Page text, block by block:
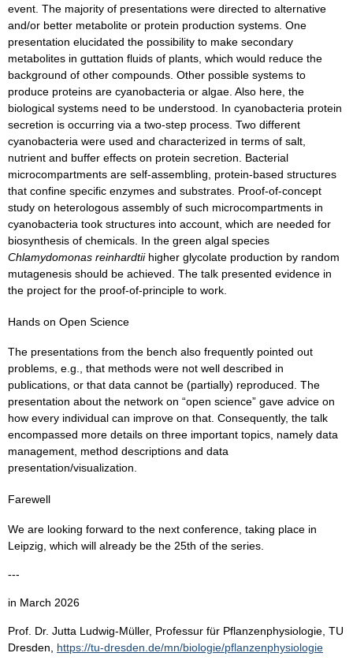
event. The majority of presentations were directed to alternative
and/or better metabolite or protein production systems. One
presentation elucidated the possibility to make secondary
metabolites in guttation fluids of plants, which would reduce the
background of other compounds. Other possible systems to
produce proteins are cyanobacteria or algae. Also here, the
biological systems need to be understood. In cyanobacteria protein
secretion is occurring via a two-step process. Two different
cyanobacteria were used and characterized in terms of salt,
nutrient and buffer effects on protein secretion. Bacterial
microcompartments are self-assembling, protein-based structures
that confine specific enzymes and substrates. Proof-of-concept
study on heterologous assembly of such microcompartments in
cyanobacteria took structures into account, which are needed for
biosynthesis of chemicals. In the green algal species
Chlamydomonas reinhardtiihigher glycolate production by random
mutagenesis should be achieved. The talk presented evidence in
the project for the proof-of-principle to work.
Hands on Open Science
The presentations from the bench also frequently pointed out
problems, e.g., that methods were not well described in
publications, or that data cannot be (partially) reproduced. The
presentation about the network on “open science” gave advice on
how every individual can improve on that. Consequently, the talk
encompassed more details on three important topics, namely data
management, method descriptions and data
presentation/visualization.
Farewell
We are looking forward to the next conference, taking place in
Leipzig, which will already be the 25th of the series.
---
in March 2026
Prof. Dr. Jutta Ludwig-Müller, Professur für Pflanzenphysiologie, TU
Dresden, https://tu-dresden.de/mn/biologie/pflanzenphysiologie